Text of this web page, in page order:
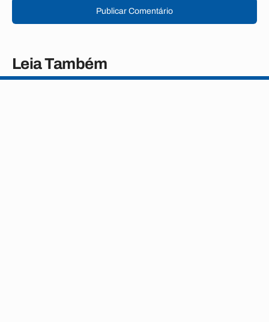
Publicar Comentário
Leia Também